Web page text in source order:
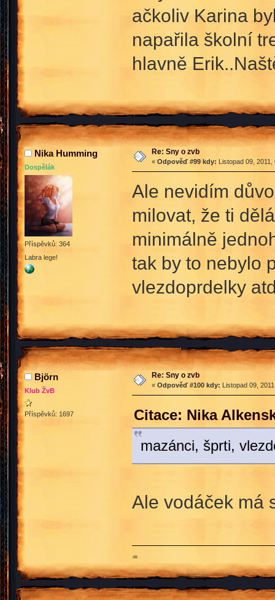
ačkoliv Karina
napařila školní
hlavně
Nika Humming
Dospělák
Příspěvků: 364
Labra lege!
Re: Sny o zvb
« Odpověď #99 kdy: Listopad 09,
Ale nevidím
milovat, že ti
minimálně
tak by to nebylo
vlezdoprdelky
Björn
Klub ŽvB
Příspěvků: 1697
Re: Sny o zvb
« Odpověď #100 kdy: Listopad 09,
Citace: Nika
mazánci, šprti,
Ale vodáček má
♒